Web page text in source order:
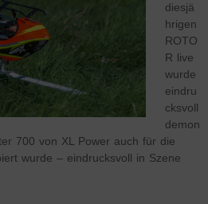
diesjä
hrigen
ROTO
R live
wurde
eindru
cksvoll
demon
700 von XL Power auch für die
wurde – eindrucksvoll in Szene